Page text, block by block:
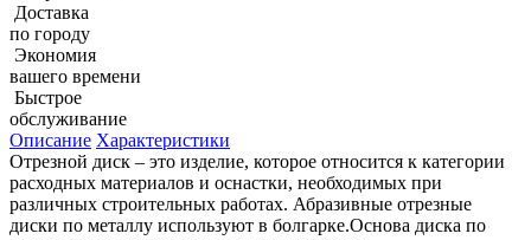
Доставка
по городу
Экономия
вашего времени
Быстрое
обслуживание
Описание Характеристики
Отрезной диск – это изделие, которое относится к категории
расходных материалов и оснастки, необходимых при
различных строительных работах. Абразивные отрезные
диски по металлу используют в болгарке.Основа диска по